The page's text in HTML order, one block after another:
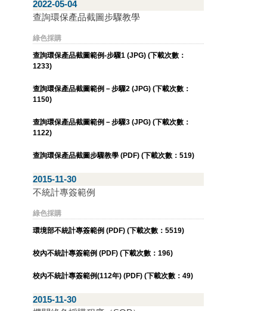
2022-05-04
查詢環保產品截圖步驟教學
綠色採購
查詢環保產品截圖範例-步驟1 (JPG) (下載次數：
1233)
查詢環保產品截圖範例－步驟2 (JPG) (下載次數：
1150)
查詢環保產品截圖範例－步驟3 (JPG) (下載次數：
1122)
查詢環保產品截圖步驟教學 (PDF) (下載次數：519)
2015-11-30
不統計專簽範例
綠色採購
環境部不統計專簽範例 (PDF) (下載次數：5519)
校內不統計專簽範例 (PDF) (下載次數：196)
校內不統計專簽範例(112年) (PDF) (下載次數：49)
2015-11-30